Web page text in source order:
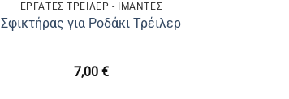
ΕΡΓΑΤΕΣ ΤΡΕΙΛΕΡ - ΙΜΑΝΤΕΣ
Σφικτήρας για Ροδάκι Τρέιλερ
7,00 €